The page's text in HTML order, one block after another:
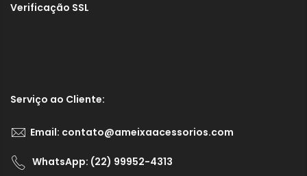
Verificação SSL
Serviço ao Cliente:
Email: contato@ameixaacessorios.com
WhatsApp: (22) 99952-4313